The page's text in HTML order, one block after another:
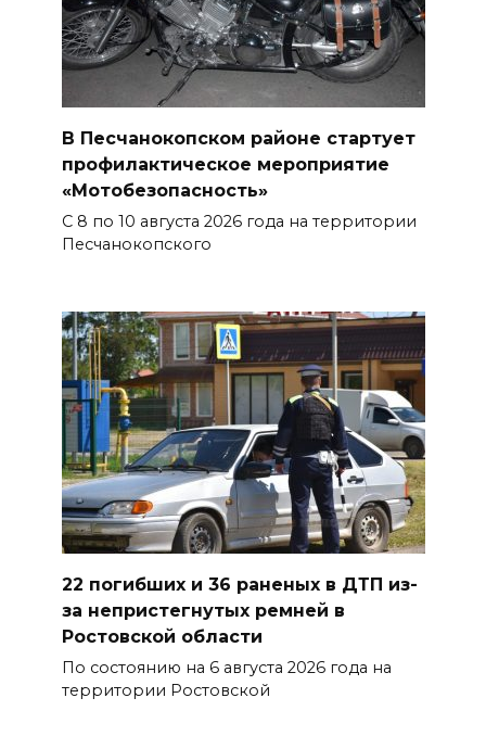
Меры поддержки после ЧС
07 августа 2026 17:48
На Дону обсудили
взаимодействие участников
избирательного процесса в
период ЕДГ-2026
07 августа 2026 17:14
В Ростове доходный дом
Емельяновых на Большой
Садовой, 94, обследуют
специалисты
07 августа 2026 17:03
Бетон и влага: эксперт ЮФУ
объяснил, почему
ростовчанам тяжело
07 августа 2026 16:30
ВСЕ КАК ЕСТЬ. Исчезающая
Украина. Страна вдов и
В Песчанокопском районе стартует
профилактическое мероприятие
«Мотобезопасность»
С 8 по 10 августа 2026 года на территории
Песчанокопского
22 погибших и 36 раненых в ДТП из-
за непристегнутых ремней в
Ростовской области
По состоянию на 6 августа 2026 года на
территории Ростовской